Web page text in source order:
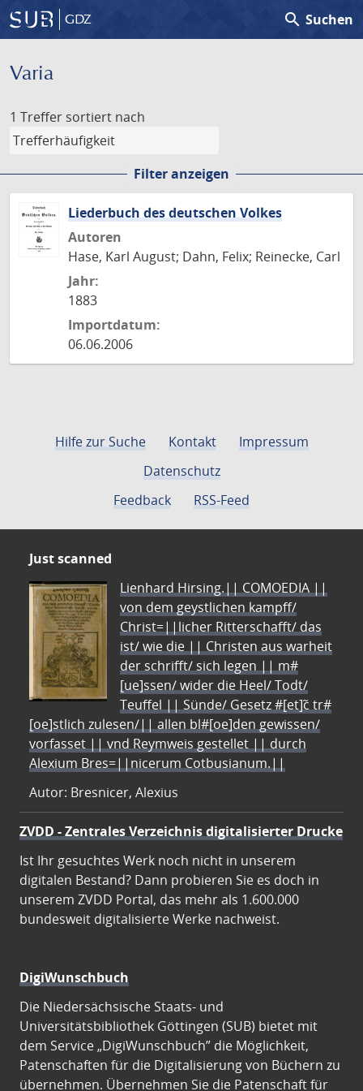
GDZ search Suchen
Varia
1 Treffer sortiert nach
Filter anzeigen
Liederbuch des deutschen Volkes
Autoren
Hase, Karl August; Dahn, Felix; Reinecke, Carl
Jahr:
1883
Importdatum:
06.06.2006
Hilfe zur Suche Kontakt
Impressum
Datenschutz
Feedback
RSS-Feed
Just scanned
Lienhard Hirsing.|| COMOEDIA ||
von dem geystlichen kampff/
Christ=||licher Ritterschafft/ das
ist/ wie die || Christen aus warheit
der schrifft/ sich legen || m#
[ue]ssen/ wider die Heel/ Todt/
Teuffel || Sünde/ Gesetz #[et]c̃ tr#
[oe]stlich zulesen/|| allen bl#[oe]den gewissen/
vorfasset || vnd Reymweis gestellet || durch
Alexium Bres=||nicerum Cotbusianum.||
Autor: Bresnicer, Alexius
ZVDD - Zentrales Verzeichnis digitalisierter Drucke
Ist Ihr gesuchtes Werk noch nicht in unserem
digitalen Bestand? Dann probieren Sie es doch in
unserem ZVDD Portal, das mehr als 1.600.000
bundesweit digitalisierte Werke nachweist.
DigiWunschbuch
Die Niedersächsische Staats- und
Universitätsbibliothek Göttingen (SUB) bietet mit
dem Service „DigiWunschbuch” die Möglichkeit,
Patenschaften für die Digitalisierung von Büchern zu
übernehmen. Übernehmen Sie die Patenschaft für